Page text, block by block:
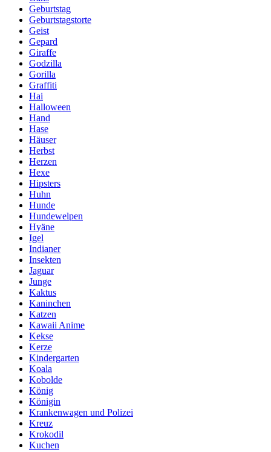
Geburtstag
Geburtstagstorte
Geist
Gepard
Giraffe
Godzilla
Gorilla
Graffiti
Hai
Halloween
Hand
Hase
Häuser
Herbst
Herzen
Hexe
Hipsters
Huhn
Hunde
Hundewelpen
Hyäne
Igel
Indianer
Insekten
Jaguar
Junge
Kaktus
Kaninchen
Katzen
Kawaii Anime
Kekse
Kerze
Kindergarten
Koala
Kobolde
König
Königin
Krankenwagen und Polizei
Kreuz
Krokodil
Kuchen